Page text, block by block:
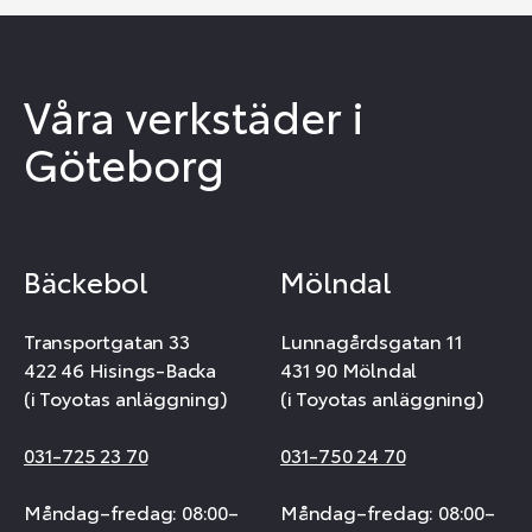
Våra verkstäder i
Göteborg
Bäckebol
Transportgatan 33
422 46 Hisings-Backa
(i Toyotas anläggning)
031-725 23 70
Måndag–fredag: 08:00–
Mölndal
Lunnagårdsgatan 11
431 90 Mölndal
(i Toyotas anläggning)
031-750 24 70
Måndag–fredag: 08:00–